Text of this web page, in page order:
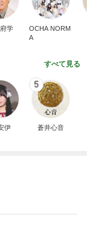
学
OCHA NORM
A
すべて見る
伊
5
蒼井心音